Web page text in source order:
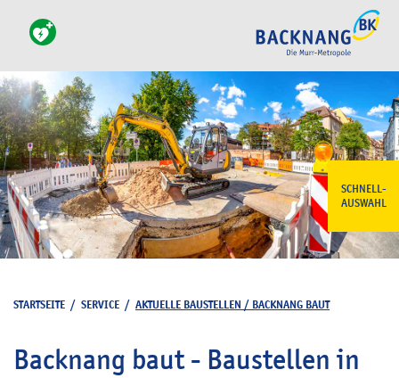
SCHNELL-
AUSWAHL
STARTSEITE / SERVICE / AKTUELLE BAUSTELLEN / BACKNANG BAUT
Backnang baut - Baustellen in